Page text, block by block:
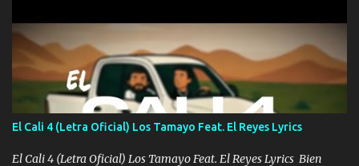
pa más pues hay charola les voy a dar hasta topar pues no hay de
otra Música Surcando bien mi camino voy por mi línea no veo a
los lados aquel que no corre vuela no se me duerm voy chicoteado
Ya pasé varias hazañas ya tienen rato que me agarran el colmillo
de este León los estatales no sé esperaron Al tiro esta la PrimiZa
también la nueve que cargo al lado doy la mano al que su amigo y
al traicionero damos pa abajo Y No me paran aquí hay pa más
pues hay charola les voy a dar hasta topar pues no hay de otra...
El Cali 4 (Letra Oficial) Los Tamayo Feat. El Reyes Lyrics
El Cali 4 (Letra Oficial) Los Tamayo Feat. El Reyes Lyrics Bien